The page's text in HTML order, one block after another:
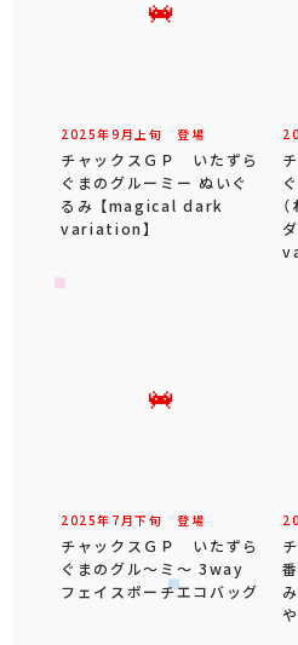
2025年9 月 上旬 登場
チャックスＧＰ いたずら
ぐまのグルーミー ぬいぐ
るみ 【magical dark
variation】
2025年 7 月下旬 登場
チャックスＧＰ いたずら
ぐまのグル～ミ～ 3way
フェイスポーチエコバッグ